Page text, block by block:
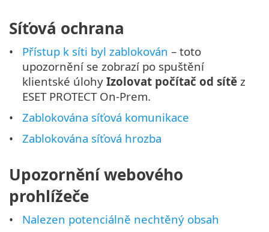
Síťová ochrana
Přístup k síti byl zablokován – toto
upozornění se zobrazí po spuštění
klientské úlohyIzolovat počítač od sítě z
ESET PROTECT On-Prem.
Zablokována síťová komunikace
Zablokována síťová hrozba
Upozornění webového
prohlížeče
Nalezen potenciálně nechtěný obsah